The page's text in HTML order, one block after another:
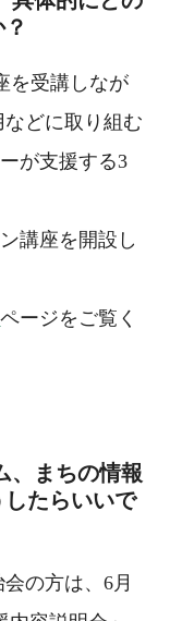
を受講しなが
どに取り組む
が支援する3
講座を開設し
ページをご覧く
、まちの情報
たらいいで
の方は、6月